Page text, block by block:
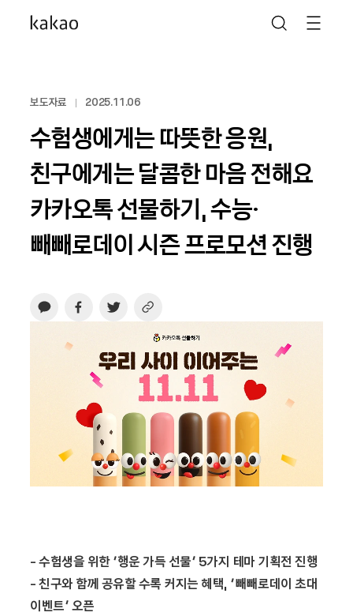
보도자료 2025.11.06
수험생에게는 따뜻한 응원,
친구에게는 달콤한 마음 전해요
카카오톡 선물하기, 수능·
빼빼로데이 시즌 프로모션 진행
-수험생을 위한 ‘행운 가득 선물’ 5가지 테마 기획전 진행
-친구와 함께 공유할 수록 커지는 혜택, ‘빼빼로데이 초대
이벤트’ 오픈